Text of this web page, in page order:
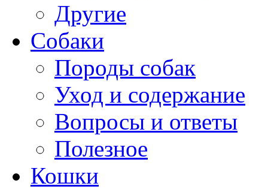
Другие
Собаки
Породы собак
Уход и содержание
Вопросы и ответы
Полезное
Кошки